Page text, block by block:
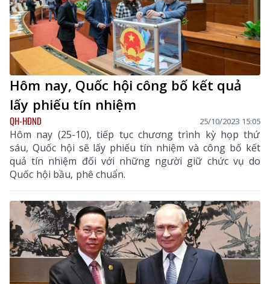
Hôm nay, Quốc hội công bố kết quả
lấy phiếu tín nhiệm
QH-HĐND 25/10/2023 15:05
Hôm nay (25-10), tiếp tục chương trình kỳ họp thứ
sáu, Quốc hội sẽ lấy phiếu tín nhiệm và công bố kết
quả tín nhiệm đối với những người giữ chức vụ do
Quốc hội bầu, phê chuẩn.